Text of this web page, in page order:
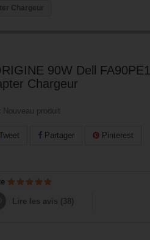
Chargeur
90W Dell
Chargeur
Nouveau produit
Partager Pinterest
Lire les avis (38